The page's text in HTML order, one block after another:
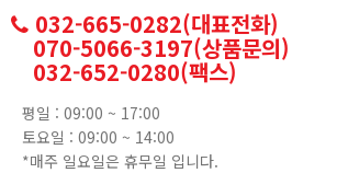
032-665-0282(대표전화)
070-5066-3197(상품문의)
032-652-0280(팩스)
평일 : 09:00 ~ 17:00
토요일 : 09:00 ~ 14:00
*매주 일요일은 휴무일 입니다.